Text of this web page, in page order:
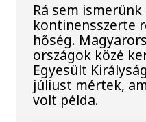
Rá sem
kontinensszerte
hőség.
országok közé
Egyesült
júliust mértek,
volt példa.